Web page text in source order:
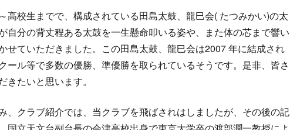
高校生までで、構成されている田島太鼓、龍巳会( たつみかい)の太
自分の背丈程ある太鼓を一生懸命叩いる姿や、また体の芯まで響い
せていただきました。この田島太鼓、龍巳会は2007 年に結成され
ール等で多数の優勝、準優勝を取られているそうです。是非、皆さ
たいと思います。
、クラブ紹介では、当クラブを飛ばされはしましたが、その後の記